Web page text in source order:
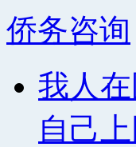
侨务咨询
我人
自己